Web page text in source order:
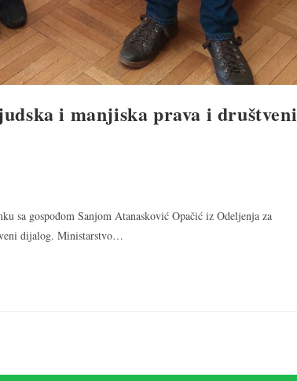
i manjiska prava i društveni
sa gospođom Sanjom Atanasković Opačić iz Odeljenja za
dijalog. Ministarstvo…